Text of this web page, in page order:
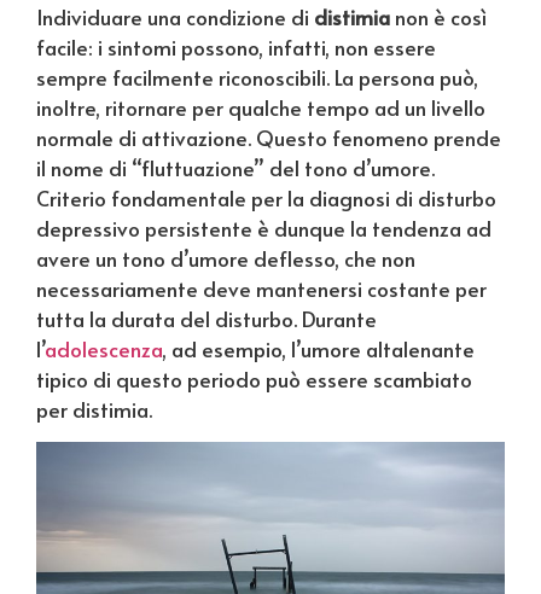
Individuare una condizione di distimia non è così
facile: i sintomi possono, infatti, non essere
sempre facilmente riconoscibili. La persona può,
inoltre, ritornare per qualche tempo ad un livello
normale di attivazione. Questo fenomeno prende
il nome di “fluttuazione” del tono d’umore.
Criterio fondamentale per la diagnosi di disturbo
depressivo persistente è dunque la tendenza ad
avere un tono d’umore deflesso, che non
necessariamente deve mantenersi costante per
tutta la durata del disturbo. Durante
l’adolescenza, ad esempio, l’umore altalenante
tipico di questo periodo può essere scambiato
per distimia.